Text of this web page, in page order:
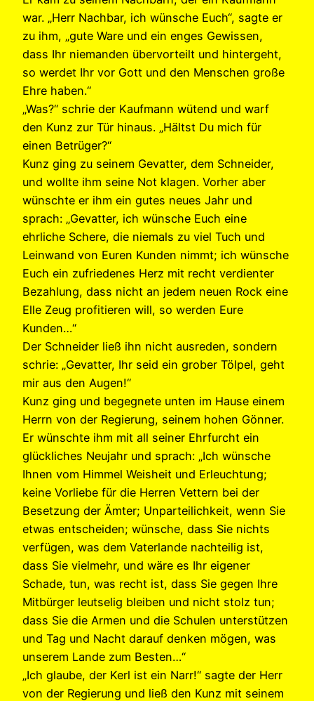
war. „Herr Nachbar, ich wünsche Euch“, sagte er
zu ihm, „gute Ware und ein enges Gewissen,
dass Ihr niemanden übervorteilt und hintergeht,
so werdet Ihr vor Gott und den Menschen große
Ehre haben.“
„Was?“ schrie der Kaufmann wütend und warf
den Kunz zur Tür hinaus. „Hältst Du mich für
einen Betrüger?“
Kunz ging zu seinem Gevatter, dem Schneider,
und wollte ihm seine Not klagen. Vorher aber
wünschte er ihm ein gutes neues Jahr und
sprach: „Gevatter, ich wünsche Euch eine
ehrliche Schere, die niemals zu viel Tuch und
Leinwand von Euren Kunden nimmt; ich wünsche
Euch ein zufriedenes Herz mit recht verdienter
Bezahlung, dass nicht an jedem neuen Rock eine
Elle Zeug profitieren will, so werden Eure
Kunden…“
Der Schneider ließ ihn nicht ausreden, sondern
schrie: „Gevatter, Ihr seid ein grober Tölpel, geht
mir aus den Augen!“
Kunz ging und begegnete unten im Hause einem
Herrn von der Regierung, seinem hohen Gönner.
Er wünschte ihm mit all seiner Ehrfurcht ein
glückliches Neujahr und sprach: „Ich wünsche
Ihnen vom Himmel Weisheit und Erleuchtung;
keine Vorliebe für die Herren Vettern bei der
Besetzung der Ämter; Unparteilichkeit, wenn Sie
etwas entscheiden; wünsche, dass Sie nichts
verfügen, was dem Vaterlande nachteilig ist,
dass Sie vielmehr, und wäre es Ihr eigener
Schade, tun, was recht ist, dass Sie gegen Ihre
Mitbürger leutselig bleiben und nicht stolz tun;
dass Sie die Armen und die Schulen unterstützen
und Tag und Nacht darauf denken mögen, was
unserem Lande zum Besten…“
„Ich glaube, der Kerl ist ein Narr!“ sagte der Herr
von der Regierung und ließ den Kunz mit seinem